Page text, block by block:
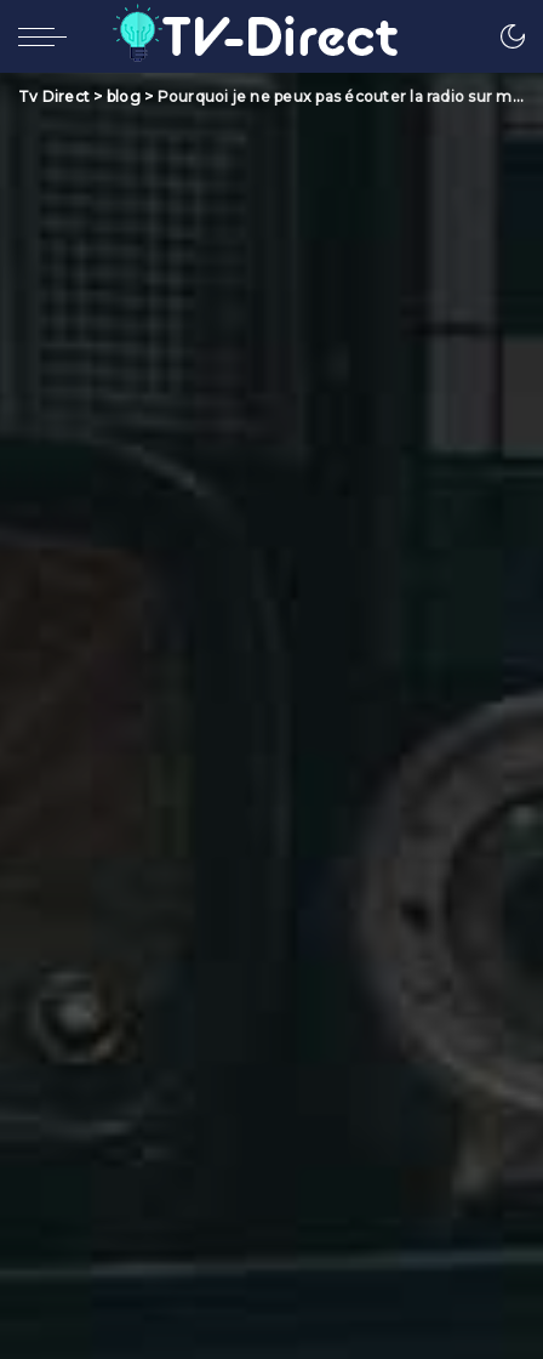
Tv Direct > blog> Pourquoi je ne peux pas écouter la radio sur mon PC ?